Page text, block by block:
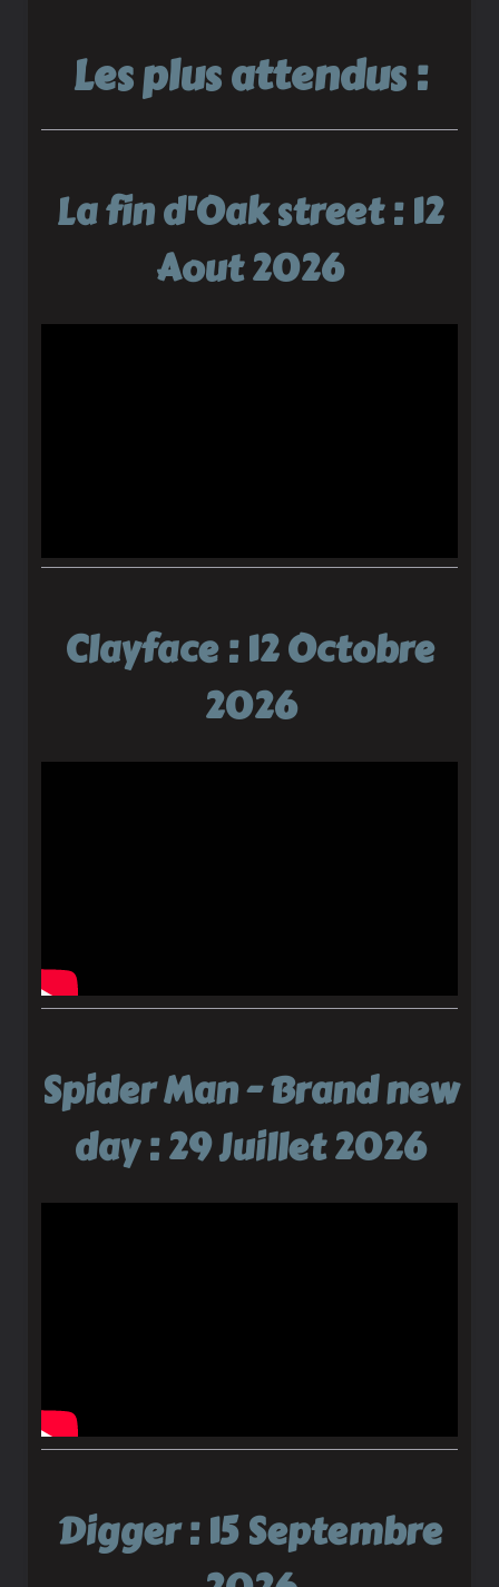
Les plus attendus :
La fin d'Oak street : 12
Aout 2026
Clayface : 12 Octobre
2026
Spider Man - Brand new
day : 29 Juillet 2026
Digger : 15 Septembre